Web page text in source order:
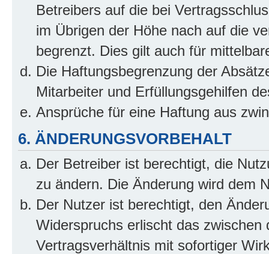
Betreibers auf die bei
im Übrigen der Höhe nach auf die
begrenzt. Dies gilt auch für
Die Haftungsbegrenzung der
Mitarbeiter und Erfüllungsgehilfen
Ansprüche für eine Haftung aus
6. ÄNDERUNGSVORBEHALT
Der Betreiber ist berechtigt, die
zu ändern. Die Änderung wird dem
Der Nutzer ist berechtigt, den
Widerspruchs erlischt das
Vertragsverhältnis mit sofortiger